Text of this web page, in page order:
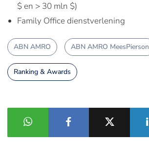
$ en > 30 mln $)
Family Office dienstverlening
ABN AMRO ABN AMRO MeesPierson
Ranking & Awards